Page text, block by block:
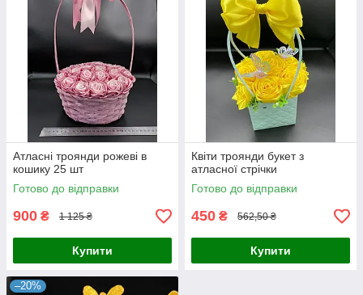
Атласні троянди рожеві в
кошику 25 шт
Готово до відправки
900 ₴ 1 125 ₴
Купити
Квіти троянди букет з
атласної стрічки
Готово до відправки
450 ₴ 562,50 ₴
Купити
–20%